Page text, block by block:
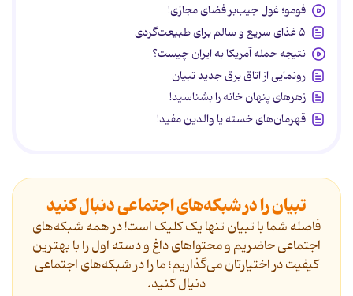
فومو؛ غول جیب‌بر فضای مجازی!
۵ غذای سریع و سالم برای طبیعت‌گردی
نتیجه حمله آمریکا به ایران چیست؟
رونمایی از اتاق برق جدید تبیان
زهرهای پنهان خانه را بشناسید!
قهرمان‌های خسته یا والدین مفید!
تبیان را در شبکه‌های اجتماعی دنبال کنید
فاصله شما با تبیان تنها یک کلیک است! در همه شبکه‌های
اجتماعی حاضریم و محتواهای داغ و دسته اول را با بهترین
کیفیت در اختیارتان می‌گذاریم؛ ما را در شبکه‌های اجتماعی
دنیال کنید.